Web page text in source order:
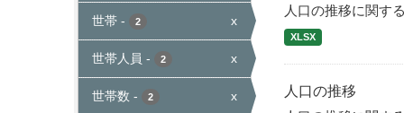
世帯 - 2 x
世帯人員 - 2 x
世帯数 - 2 x
人口の推移に関す
XLSX
人口の推移